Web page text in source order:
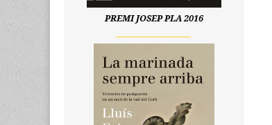
PREMI JOSEP PLA 2016